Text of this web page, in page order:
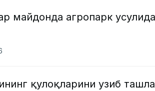
майдонда агропарк
қулоқларини узиб